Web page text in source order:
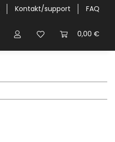
Kontakt/support FAQ
0,00 €
Halbgaragen / Kapuzen nach